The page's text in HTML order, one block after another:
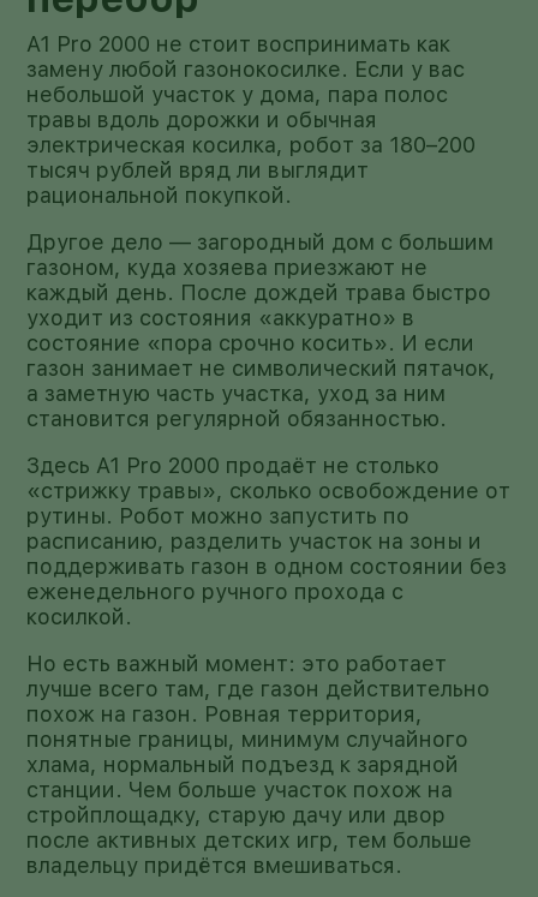
A1 Pro 2000 не стоит воспринимать как
замену любой газонокосилке. Если у вас
небольшой участок у дома, пара полос
травы вдоль дорожки и обычная
электрическая косилка, робот за 180–200
тысяч рублей вряд ли выглядит
рациональной покупкой.
Другое дело — загородный дом с большим
газоном, куда хозяева приезжают не
каждый день. После дождей трава быстро
уходит из состояния «аккуратно» в
состояние «пора срочно косить». И если
газон занимает не символический пятачок,
а заметную часть участка, уход за ним
становится регулярной обязанностью.
Здесь A1 Pro 2000 продаёт не столько
«стрижку травы», сколько освобождение от
рутины. Робот можно запустить по
расписанию, разделить участок на зоны и
поддерживать газон в одном состоянии без
еженедельного ручного прохода с
косилкой.
Но есть важный момент: это работает
лучше всего там, где газон действительно
похож на газон. Ровная территория,
понятные границы, минимум случайного
хлама, нормальный подъезд к зарядной
станции. Чем больше участок похож на
стройплощадку, старую дачу или двор
после активных детских игр, тем больше
владельцу придётся вмешиваться.